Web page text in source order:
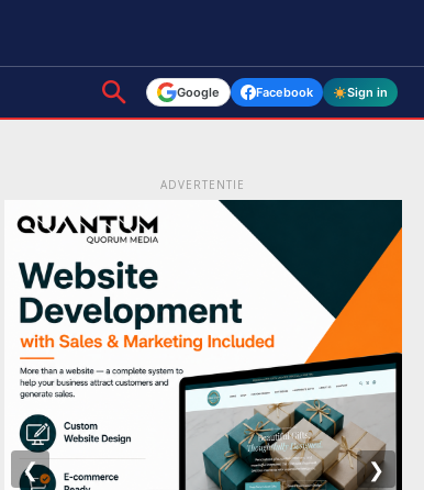
Google Facebook Sign in
ADVERTENTIE
❮ ❯